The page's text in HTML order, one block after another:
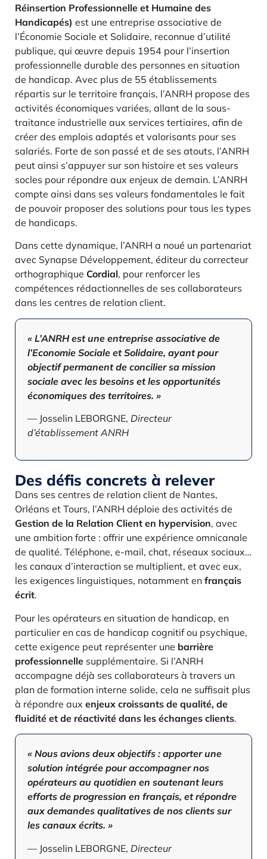
Réinsertion Professionnelle et Humaine des
Handicapés) est une entreprise associative de
l’Économie Sociale et Solidaire, reconnue d’utilité
publique, qui œuvre depuis 1954 pour l’insertion
professionnelle durable des personnes en situation
de handicap. Avec plus de 55 établissements
répartis sur le territoire français, l’ANRH propose des
activités économiques variées, allant de la sous-
traitance industrielle aux services tertiaires, afin de
créer des emplois adaptés et valorisants pour ses
salariés. Forte de son passé et de ses atouts, l’ANRH
peut ainsi s’appuyer sur son histoire et ses valeurs
socles pour répondre aux enjeux de demain. L’ANRH
compte ainsi dans ses valeurs fondamentales le fait
de pouvoir proposer des solutions pour tous les types
de handicaps.
Dans cette dynamique, l’ANRH a noué un partenariat
avec Synapse Développement, éditeur du correcteur
orthographique Cordial, pour renforcer les
compétences rédactionnelles de ses collaborateurs
dans les centres de relation client.
« L’ANRH est une entreprise associative de
l’Economie Sociale et Solidaire, ayant pour
objectif permanent de concilier sa mission
sociale avec les besoins et les opportunités
économiques des territoires. »
— Josselin LEBORGNE, Directeur
d’établissement ANRH
Des défis concrets à relever
Dans ses centres de relation client de Nantes,
Orléans et Tours, l’ANRH déploie des activités de
Gestion de la Relation Client en hypervision, avec
une ambition forte : offrir une expérience omnicanale
de qualité. Téléphone, e-mail, chat, réseaux sociaux…
les canaux d’interaction se multiplient, et avec eux,
les exigences linguistiques, notamment en français
écrit.
Pour les opérateurs en situation de handicap, en
particulier en cas de handicap cognitif ou psychique,
cette exigence peut représenter une barrière
professionnelle supplémentaire. Si l’ANRH
accompagne déjà ses collaborateurs à travers un
plan de formation interne solide, cela ne suffisait plus
à répondre aux enjeux croissants de qualité, de
fluidité et de réactivité dans les échanges clients.
« Nous avions deux objectifs : apporter une
solution intégrée pour accompagner nos
opérateurs au quotidien en soutenant leurs
efforts de progression en français, et répondre
aux demandes qualitatives de nos clients sur
les canaux écrits. »
— Josselin LEBORGNE, Directeur